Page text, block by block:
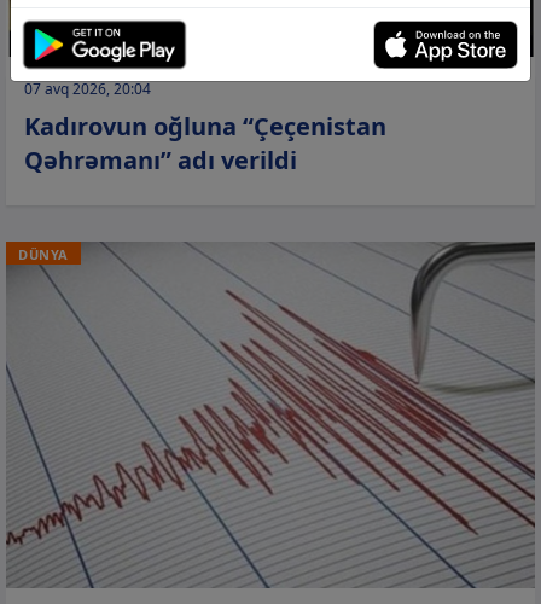
07 avq 2026, 20:04
Kadırovun oğluna “Çeçenistan
Qəhrəmanı” adı verildi
DÜNYA